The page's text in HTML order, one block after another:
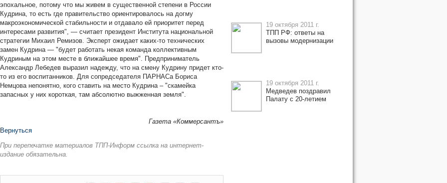
эпохальное, потому что мы живем в существенной степени в России
Кудрина, то есть где правительство ориентировалось на догму
макроэкономической стабильности и отдавало ей приоритет перед
интересами развития", — считает президент Института национальной
стратегии Михаил Ремизов. Эксперт ожидает каких-то технических
замен Кудрина — "будет работать некая команда коллективным
Кудриным на этом месте в ближайшее время". Предприниматель
Александр Лебедев выразил надежду, что на смену Кудрину придет кто-
то из его воспитанников. Для сопредседателя ПАРНАСа Бориса
Немцова непонятно, кого ставить на место Кудрина – "скамейка
запасных у них короткая, там абсолютно выжженная земля".
Газета «Коммерсантъ»
Вернуться
При перепечатке материалов ТПП-Информ ссылка на интернет-
издание обязательна.
19 октября 2011 г.
ТПП РФ: ответы на
вызовы модернизации
19 октября 2011 г.
Медведев поздравил
Палату с 20-летием